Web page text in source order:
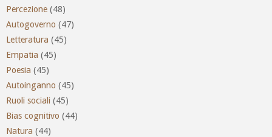
Percezione (48)
Autogoverno (47)
Letteratura (45)
Empatia (45)
Poesia (45)
Autoinganno (45)
Ruoli sociali (45)
Bias cognitivo (44)
Natura (44)